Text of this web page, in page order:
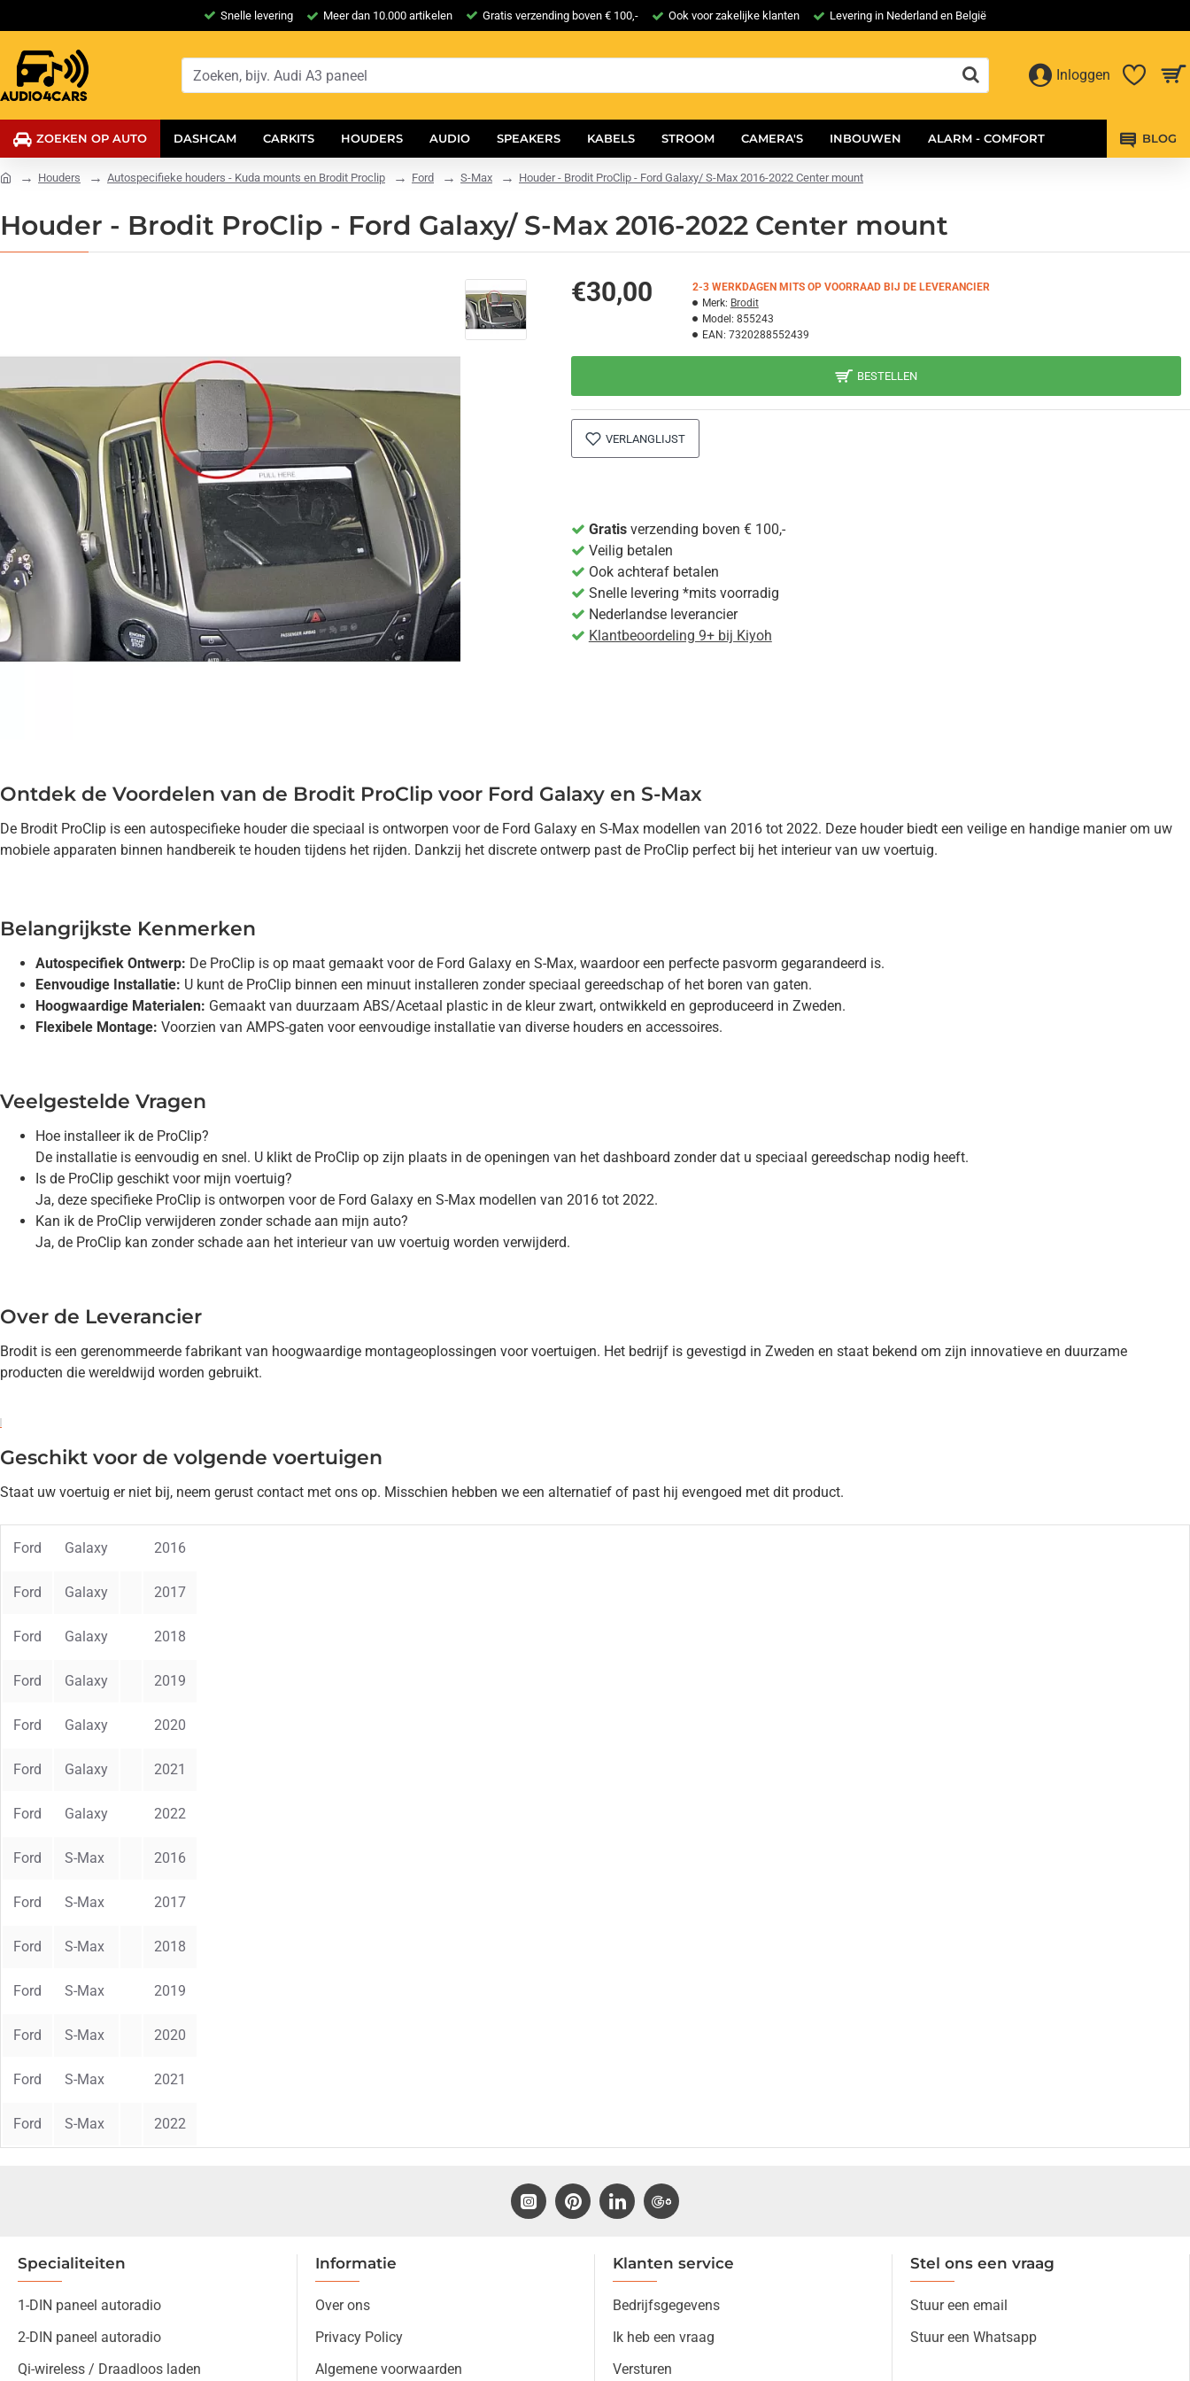
Snelle levering Meer dan 10.000 artikelen Gratis verzending boven € 100,- Ook voor zakelijke klanten Levering in Nederland en België
Inloggen
ZOEKEN OP AUTO DASHCAM CARKITS HOUDERS AUDIO SPEAKERS KABELS STROOM CAMERA'S INBOUWEN ALARM - COMFORT BLOG
Houders Autospecifieke houders - Kuda mounts en Brodit Proclip Ford S-Max Houder - Brodit ProClip - Ford Galaxy/ S-Max 2016-2022 Center mount
Houder - Brodit ProClip - Ford Galaxy/ S-Max 2016-2022 Center mount
€30,00
2-3 WERKDAGEN MITS OP VOORRAAD BIJ DE LEVERANCIER
Merk: Brodit
Model: 855243
EAN: 7320288552439
BESTELLEN
VERLANGLIJST
Gratisverzending boven € 100,-
Veilig betalen
Ook achteraf betalen
Snelle levering *mits voorradig
Nederlandse leverancier
Klantbeoordeling 9+ bij Kiyoh
Ontdek de Voordelen van de Brodit ProClip voor Ford Galaxy en S-Max
De Brodit ProClip is een autospecifieke houder die speciaal is ontworpen voor de Ford Galaxy en S-Max modellen van 2016 tot 2022. Deze houder biedt een veilige en handige manier om uw
mobiele apparaten binnen handbereik te houden tijdens het rijden. Dankzij het discrete ontwerp past de ProClip perfect bij het interieur van uw voertuig.
Belangrijkste Kenmerken
Autospecifiek Ontwerp: De ProClip is op maat gemaakt voor de Ford Galaxy en S-Max, waardoor een perfecte pasvorm gegarandeerd is.
Eenvoudige Installatie: U kunt de ProClip binnen een minuut installeren zonder speciaal gereedschap of het boren van gaten.
Hoogwaardige Materialen: Gemaakt van duurzaam ABS/Acetaal plastic in de kleur zwart, ontwikkeld en geproduceerd in Zweden.
Flexibele Montage: Voorzien van AMPS-gaten voor eenvoudige installatie van diverse houders en accessoires.
Veelgestelde Vragen
Hoe installeer ik de ProClip?
De installatie is eenvoudig en snel. U klikt de ProClip op zijn plaats in de openingen van het dashboard zonder dat u speciaal gereedschap nodig heeft.
Is de ProClip geschikt voor mijn voertuig?
Ja, deze specifieke ProClip is ontworpen voor de Ford Galaxy en S-Max modellen van 2016 tot 2022.
Kan ik de ProClip verwijderen zonder schade aan mijn auto?
Ja, de ProClip kan zonder schade aan het interieur van uw voertuig worden verwijderd.
Over de Leverancier
Brodit is een gerenommeerde fabrikant van hoogwaardige montageoplossingen voor voertuigen. Het bedrijf is gevestigd in Zweden en staat bekend om zijn innovatieve en duurzame
producten die wereldwijd worden gebruikt.
Geschikt voor de volgende voertuigen
Staat uw voertuig er niet bij, neem gerust contact met ons op. Misschien hebben we een alternatief of past hij evengoed met dit product.
Ford Galaxy 2016
Ford Galaxy 2017
Ford Galaxy 2018
Ford Galaxy 2019
Ford Galaxy 2020
Ford Galaxy 2021
Ford Galaxy 2022
Ford S-Max 2016
Ford S-Max 2017
Ford S-Max 2018
Ford S-Max 2019
Ford S-Max 2020
Ford S-Max 2021
Ford S-Max 2022
Specialiteiten
1-DIN paneel autoradio
2-DIN paneel autoradio
Qi-wireless / Draadloos laden
Informatie
Over ons
Privacy Policy
Algemene voorwaarden
Klanten service
Bedrijfsgegevens
Ik heb een vraag
Versturen
Stel ons een vraag
Stuur een email
Stuur een Whatsapp